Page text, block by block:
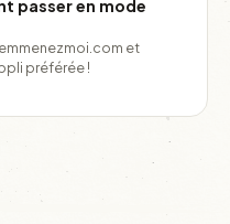
passer en mode
et
préférée !